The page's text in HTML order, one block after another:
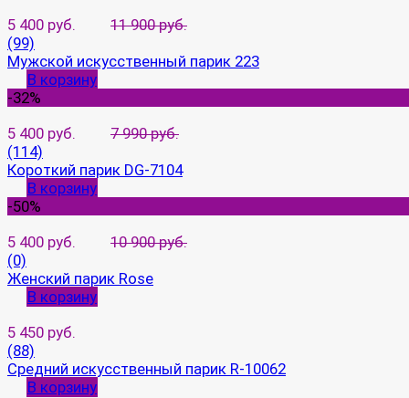
5 400 руб.
11 900 руб.
(99)
Мужской искусственный парик 223
В корзину
-32%
5 400 руб.
7 990 руб.
(114)
Короткий парик DG-7104
В корзину
-50%
5 400 руб.
10 900 руб.
(0)
Женский парик Rose
В корзину
5 450 руб.
(88)
Средний искусственный парик R-10062
В корзину